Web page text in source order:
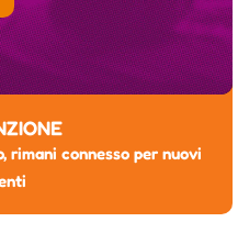
rimani connesso per nuovi